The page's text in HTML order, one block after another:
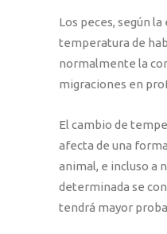
Los peces, según la
temperatura de
normalmente la
migraciones en
El cambio de
afecta de una
animal, e incluso a
determinada se
tendrá mayor